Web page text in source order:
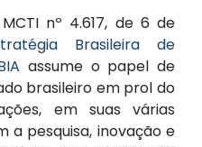
nº 4.617, de 6 de
Brasileira de
assume o papel de
brasileiro em prol do
em suas várias
a pesquisa, inovação e